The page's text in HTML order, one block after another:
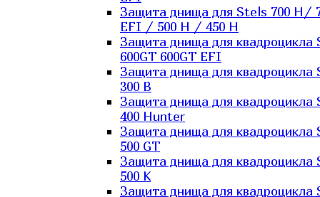
Защита днища для Stels 700 H/
EFI / 500 H / 450 H
Защита днища для квадроцикла
600GT 600GT EFI
Защита днища для квадроцикла
300 B
Защита днища для квадроцикла
400 Hunter
Защита днища для квадроцикла
500 GT
Защита днища для квадроцикла
500 K
Защита днища для квадроцикла